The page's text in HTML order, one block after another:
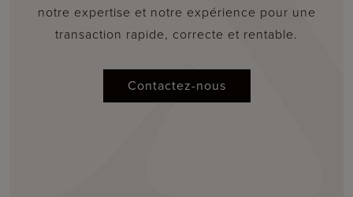
notre expertise et notre expérience pour une
transaction rapide, correcte et rentable.
Contactez-nous